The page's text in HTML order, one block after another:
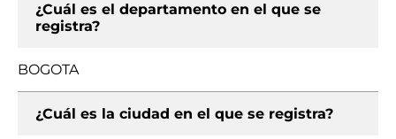
¿Cuál es el departamento en el que se
registra?
BOGOTA
¿Cuál es la ciudad en el que se registra?